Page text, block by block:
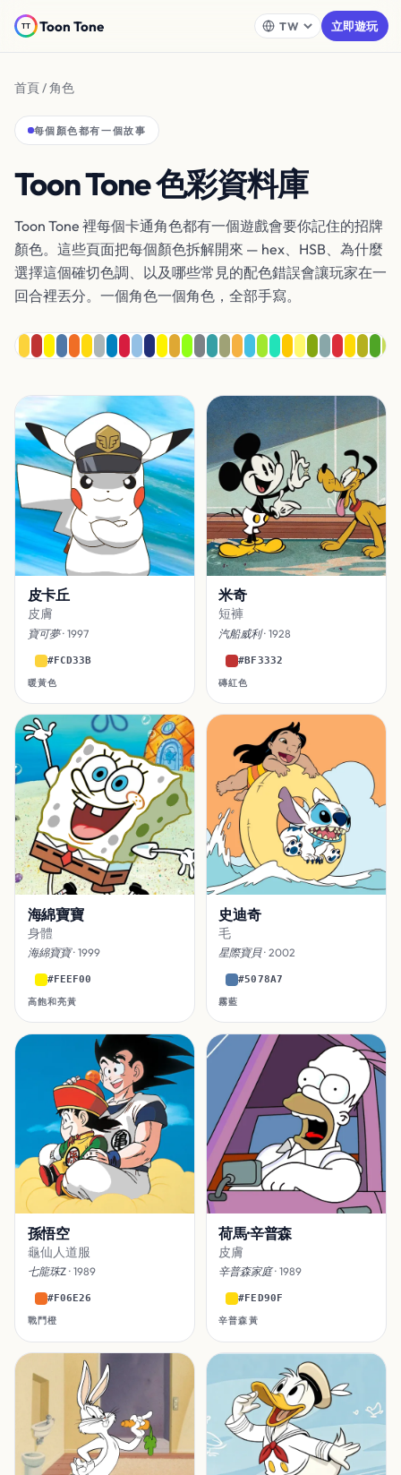
Toon Tone 立即遊玩
首頁/ 角色
每個顏色都有一個故事
Toon Tone 色彩資料庫
Toon Tone 裡每個卡通角色都有一個遊戲會要你記住的招牌
顏色。這些頁面把每個顏色拆解開來 — hex、HSB、為什麼
選擇這個確切色調、以及哪些常見的配色錯誤會讓玩家在一
回合裡丟分。一個角色一個角色，全部手寫。
皮卡丘
皮膚
寶可夢· 1997
#FCD33B
暖黃色
米奇
短褲
汽船威利· 1928
#BF3332
磚紅色
海綿寶寶
身體
海綿寶寶· 1999
#FEEF00
高飽和亮黃
史迪奇
毛
星際寶貝· 2002
#5078A7
霧藍
孫悟空
龜仙人道服
七龍珠Z· 1989
#F06E26
戰鬥橙
荷馬·辛普森
皮膚
辛普森家庭· 1989
#FED90F
辛普森黃